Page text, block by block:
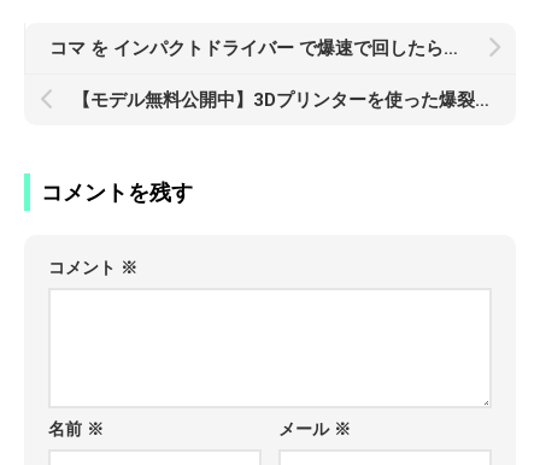
コマ を インパクトドライバー で爆速で回したら最凶になるらしいwww
【モデル無料公開中】3Dプリンターを使った爆裂メントスコーラマシンの作り方
コメントを残す
コメント ※
名前 ※ メール ※